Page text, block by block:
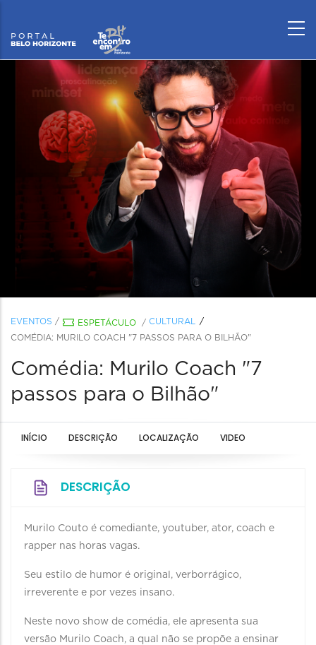
EVENTOS / ESPETÁCULO / CULTURAL
COMÉDIA: MURILO COACH "7 PASSOS PARA O BILHÃO"
Comédia: Murilo Coach "7
passos para o Bilhão"
INÍCIO DESCRIÇÃO LOCALIZAÇÃO VIDEO
DESCRIÇÃO
Murilo Couto é comediante, youtuber, ator, coach e
rapper nas horas vagas.
Seu estilo de humor é original, verborrágico,
irreverente e por vezes insano.
Neste novo show de comédia, ele apresenta sua
versão Murilo Coach, a qual não se propõe a ensinar